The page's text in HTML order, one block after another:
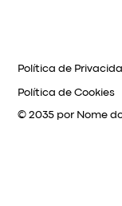
Política de
Política de Cookies
© 2035 por Nome